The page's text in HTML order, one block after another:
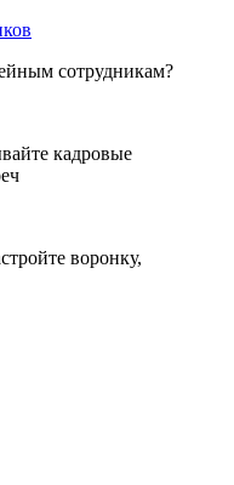
сотрудникам?
кадровые
воронку,